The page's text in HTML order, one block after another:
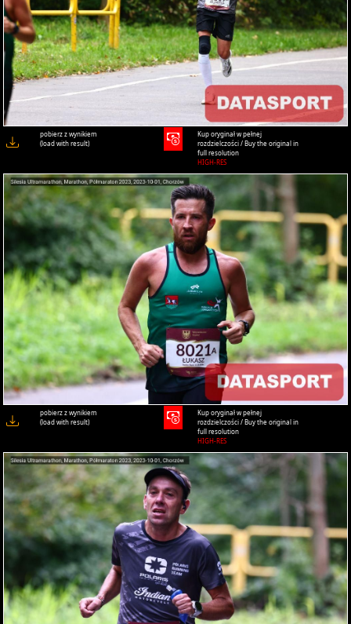
pobierz z wynikiem
(load with result)
Kup oryginał w pełnej
rozdzielczości / Buy the original in
full resolution
HIGH-RES
pobierz z wynikiem
(load with result)
Kup oryginał w pełnej
rozdzielczości / Buy the original in
full resolution
HIGH-RES